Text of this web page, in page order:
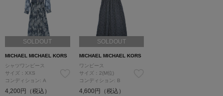
SOLDOUT
MICHAEL MICHAEL KORS
シャツワンピース
サイズ：XXS
コンディション: A
4,200円（税込）
SOLDOUT
MICHAEL MICHAEL KORS
ワンピース
サイズ：2(M位)
コンディション: B
4,600円（税込）